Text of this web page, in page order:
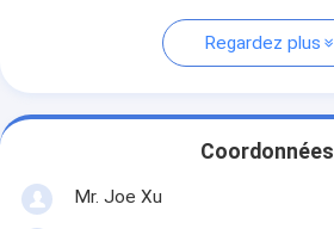
Regardez plus
Coordonnées
Mr. Joe Xu